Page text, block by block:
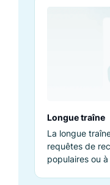
moteurs de
Longue traîne
La longue
requêtes de
populaires ou